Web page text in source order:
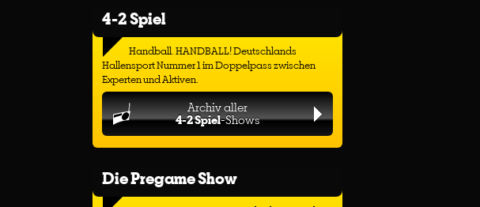
4-2 Spiel
Handball. HANDBALL! Deutschlands
Hallensport Nummer 1 im Doppelpass zwischen
Experten und Aktiven.
Archiv aller
4-2 Spiel-Shows
Die Pregame Show